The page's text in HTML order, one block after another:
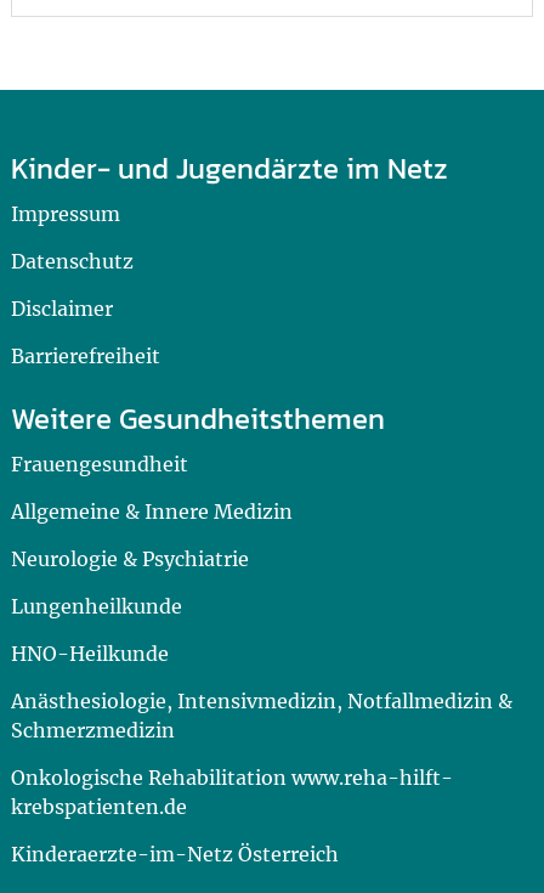
Kinder- und Jugendärzte im Netz
Impressum
Datenschutz
Disclaimer
Barrierefreiheit
Weitere Gesundheitsthemen
Frauengesundheit
Allgemeine & Innere Medizin
Neurologie & Psychiatrie
Lungenheilkunde
HNO-Heilkunde
Anästhesiologie, Intensivmedizin, Notfallmedizin &
Schmerzmedizin
Onkologische Rehabilitation www.reha-hilft-
krebspatienten.de
Kinderaerzte-im-Netz Österreich